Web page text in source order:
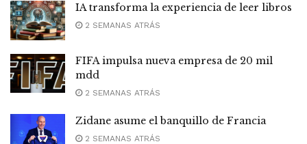
IA transforma la experiencia de leer libros
2 SEMANAS ATRÁS
FIFA impulsa nueva empresa de 20 mil
mdd
2 SEMANAS ATRÁS
Zidane asume el banquillo de Francia
2 SEMANAS ATRÁS